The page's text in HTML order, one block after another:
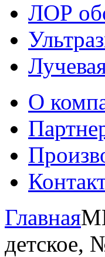
ЛОР
О
Главная
детское,